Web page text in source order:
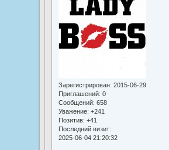
Зарегистрирован: 2015-06-29
Приглашений: 0
Сообщений: 658
Уважение: +241
Позитив: +41
Последний визит:
2025-06-04 21:20:32